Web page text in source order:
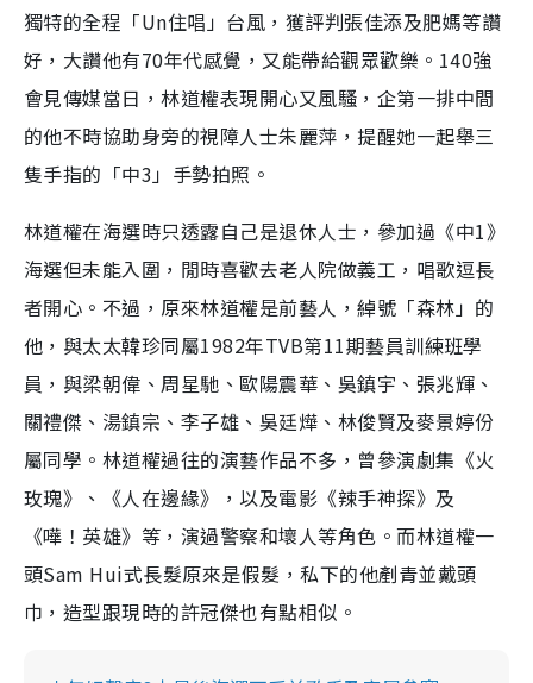
獨特的全程「Un住唱」台風，獲評判張佳添及肥媽等讚
好，大讚他有70年代感覺，又能帶給觀眾歡樂。140強
會見傳媒當日，林道權表現開心又風騷，企第一排中間
的他不時協助身旁的視障人士朱麗萍，提醒她一起舉三
隻手指的「中3」手勢拍照。
林道權在海選時只透露自己是退休人士，參加過《中1》
海選但未能入圍，閒時喜歡去老人院做義工，唱歌逗長
者開心。不過，原來林道權是前藝人，綽號「森林」的
他，與太太韓珍同屬1982年TVB第11期藝員訓練班學
員，與梁朝偉、周星馳、歐陽震華、吳鎮宇、張兆輝、
關禮傑、湯鎮宗、李子雄、吳廷燁、林俊賢及麥景婷份
屬同學。林道權過往的演藝作品不多，曾參演劇集《火
玫瑰》、《人在邊緣》，以及電影《辣手神探》及
《嘩！英雄》等，演過警察和壞人等角色。而林道權一
頭Sam Hui式長髮原來是假髮，私下的他剷青並戴頭
巾，造型跟現時的許冠傑也有點相似。